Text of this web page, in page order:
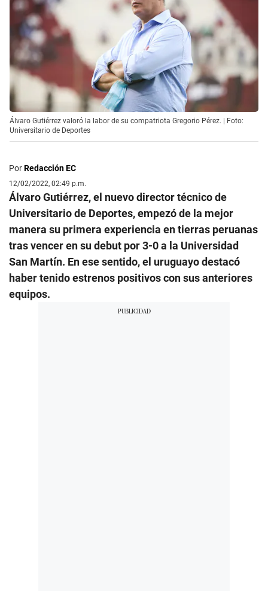
Álvaro Gutiérrez valoró la labor de su compatriota Gregorio Pérez. | Foto:
Universitario de Deportes
PorRedacción EC
12/02/2022, 02:49 p.m.
Álvaro Gutiérrez, el nuevo director técnico de
Universitario de Deportes, empezó de la mejor
manera su primera experiencia en tierras peruanas
tras vencer en su debut por 3-0 a la Universidad
San Martín. En ese sentido, el uruguayo destacó
haber tenido estrenos positivos con sus anteriores
equipos.